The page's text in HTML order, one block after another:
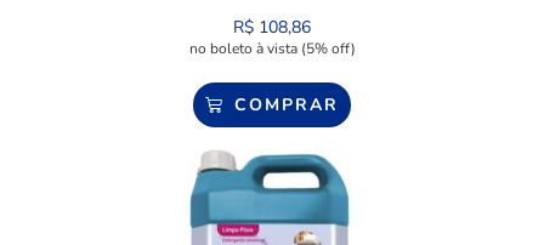
R$ 108,86
no boleto à vista (5% off)
COMPRAR